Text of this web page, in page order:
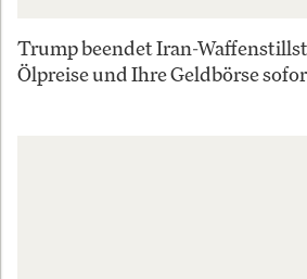
Trump beendet Iran-
Ölpreise und Ihre Geldbörse